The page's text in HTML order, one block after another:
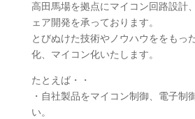
高田馬場を拠点にマイコン回路設計
ェア開発を承っております。
とびぬけた技術やノウハウををもっ
化、マイコン化いたします。
たとえば・・
・自社製品をマイコン制御、電子制
い。